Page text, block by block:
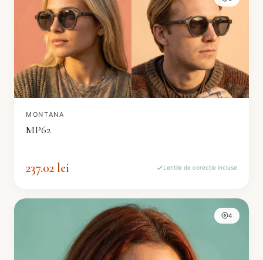
MONTANA
MP62
237.02 lei Lentile de corecție incluse
4